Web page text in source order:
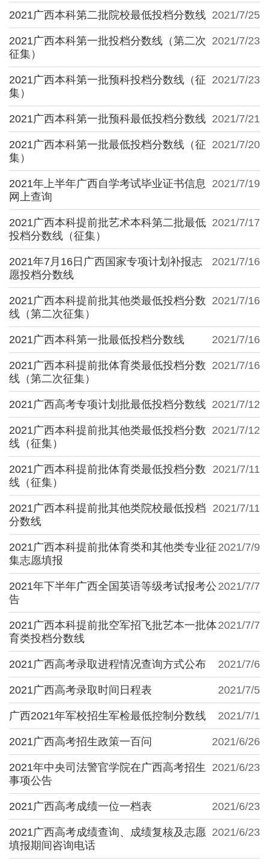
2021/7/25
2021广西本科第二批院校最低投档分数线
2021/7/23
2021广西本科第一批投档分数线（第二次
征集）
2021/7/23
2021广西本科第一批预科投档分数线（征
集）
2021/7/21
2021广西本科第一批预科最低投档分数线
2021/7/20
2021广西本科第一批最低投档分数线（征
集）
2021/7/19
2021年上半年广西自学考试毕业证书信息
网上查询
2021/7/17
2021广西本科提前批艺术本科第二批最低
投档分数线（征集）
2021/7/16
2021年7月16日广西国家专项计划补报志
愿投档分数线
2021/7/16
2021广西本科提前批其他类最低投档分数
线（第二次征集）
2021/7/16
2021广西本科第一批最低投档分数线
2021/7/16
2021广西本科提前批体育类最低投档分数
线（第二次征集）
2021/7/12
2021广西高考专项计划批最低投档分数线
2021/7/12
2021广西本科提前批其他类最低投档分数
线（征集）
2021/7/11
2021广西本科提前批体育类最低投档分数
线（征集）
2021/7/11
2021广西本科提前批其他类院校最低投档
分数线
2021/7/9
2021广西本科提前批体育类和其他类专业征
集志愿填报
2021/7/7
2021年下半年广西全国英语等级考试报考公
告
2021/7/7
2021广西本科提前批空军招飞批艺本一批体
育类投档分数线
2021/7/6
2021广西高考录取进程情况查询方式公布
2021/7/5
2021广西高考录取时间日程表
2021/7/1
广西2021年军校招生军检最低控制分数线
2021/6/26
2021广西高考招生政策一百问
2021/6/23
2021年中央司法警官学院在广西高考招生
事项公告
2021/6/23
2021广西高考成绩一位一档表
2021/6/23
2021广西高考成绩查询、成绩复核及志愿
填报期间咨询电话